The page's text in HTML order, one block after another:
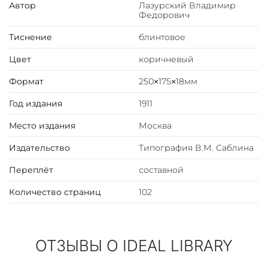
семье Л.Н. Толстого. Впечатления от личных встреч с
писателем нашли отражение в данном издании.
Автор
Лазурский Владимир
Федорович
Тиснение блинтовое
Цвет коричневый
Формат 250×175×18мм
Год издания 1911
Место издания Москва
Издательство Типография В.М. Саблина
Переплёт составной
Количество страниц 102
ОТЗЫВЫ О IDEAL LIBRARY